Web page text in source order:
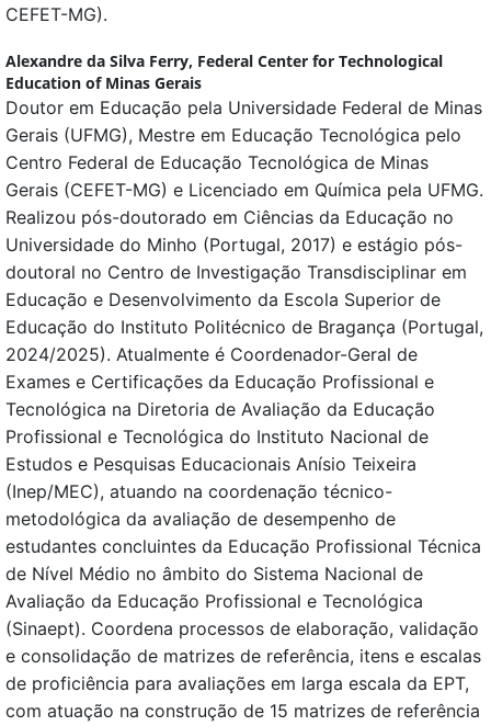
CEFET-MG).
Alexandre da Silva Ferry, Federal Center for Technological
Education of Minas Gerais
Doutor em Educação pela Universidade Federal de Minas
Gerais (UFMG), Mestre em Educação Tecnológica pelo
Centro Federal de Educação Tecnológica de Minas
Gerais (CEFET-MG) e Licenciado em Química pela UFMG.
Realizou pós-doutorado em Ciências da Educação no
Universidade do Minho (Portugal, 2017) e estágio pós-
doutoral no Centro de Investigação Transdisciplinar em
Educação e Desenvolvimento da Escola Superior de
Educação do Instituto Politécnico de Bragança (Portugal,
2024/2025). Atualmente é Coordenador-Geral de
Exames e Certificações da Educação Profissional e
Tecnológica na Diretoria de Avaliação da Educação
Profissional e Tecnológica do Instituto Nacional de
Estudos e Pesquisas Educacionais Anísio Teixeira
(Inep/MEC), atuando na coordenação técnico-
metodológica da avaliação de desempenho de
estudantes concluintes da Educação Profissional Técnica
de Nível Médio no âmbito do Sistema Nacional de
Avaliação da Educação Profissional e Tecnológica
(Sinaept). Coordena processos de elaboração, validação
e consolidação de matrizes de referência, itens e escalas
de proficiência para avaliações em larga escala da EPT,
com atuação na construção de 15 matrizes de referência